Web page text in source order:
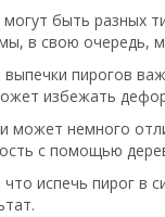
быть разных
в свою очередь,
пирогов
избежать
может немного
с помощью
испечь пирог в